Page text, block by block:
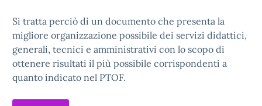
Si tratta perciò di un documento che presenta la
migliore organizzazione possibile dei servizi didattici,
generali, tecnici e amministrativi con lo scopo di
ottenere risultati il più possibile corrispondenti a
quanto indicato nel PTOF.